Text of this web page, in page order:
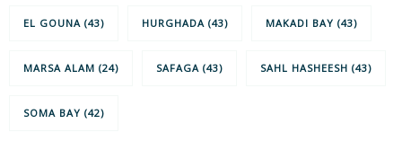
EL GOUNA (43) HURGHADA (43) MAKADI BAY (43)
MARSA ALAM (24) SAFAGA (43) SAHL HASHEESH (43)
SOMA BAY (42)